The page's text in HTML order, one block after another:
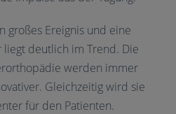
großes Ereignis und eine
deutlich im Trend. Die
werden immer
Gleichzeitig wird sie
für den Patienten.